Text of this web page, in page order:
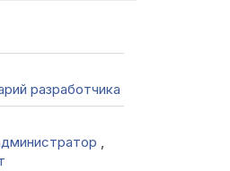
разработчика
,